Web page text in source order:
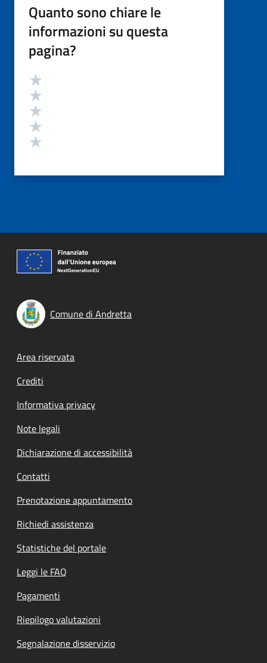
Quanto sono chiare le
informazioni su questa
pagina?
Valutazione
Comune di Andretta
Footer menu
Area riservata
Crediti
Informativa privacy
Note legali
Dichiarazione di accessibilità
Contatti
Prenotazione appuntamento
Richiedi assistenza
Statistiche del portale
Leggi le FAQ
Pagamenti
Riepilogo valutazioni
Segnalazione disservizio